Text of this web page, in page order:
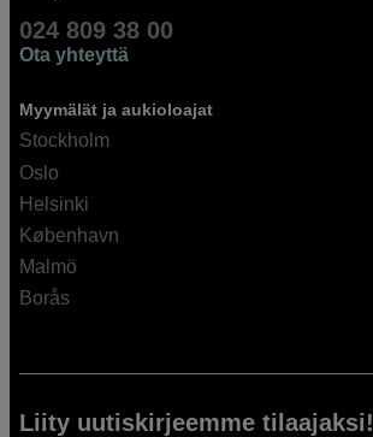
024 809 38 00
Ota yhteyttä
Myymälät ja aukioloajat
Stockholm
Oslo
Helsinki
København
Malmö
Borås
Liity uutiskirjeemme tilaajaksi!